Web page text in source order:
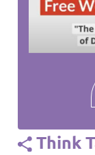
webinaires à
notre
Think